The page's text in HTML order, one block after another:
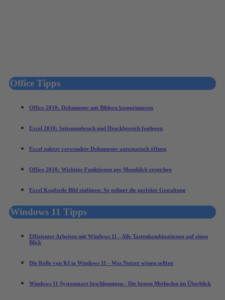
Office Tipps
Office 2010: Dokumente mit Bildern komprimieren
Excel 2010: Seitenumbruch und Druckbereich festlegen
Excel zuletzt verwendete Dokumente automatisch öffnen
Office 2010: Wichtige Funktionen per Mausklick erreichen
Excel Kopfzeile Bild einfügen: So gelingt die perfekte Gestaltung
Windows 11 Tipps
Effizienter Arbeiten mit Windows 11 - Alle Tastenkombinationen auf einen
Blick
Die Rolle von KI in Windows 11 - Was Nutzer wissen sollten
Windows 11 Systemstart beschleunigen - Die besten Methoden im Überblick